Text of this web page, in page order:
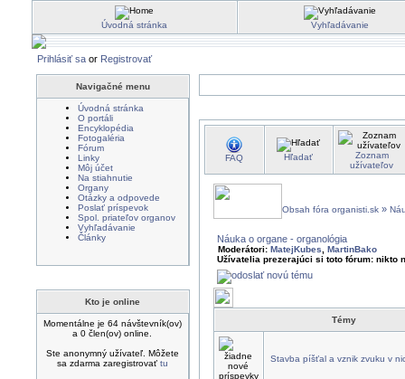
Úvodná stránka Vyhľadávanie
Prihlásiť saor Registrovať
Navigačné menu
Úvodná stránka
O portáli
Encyklopédia
Fotogaléria
Fórum
Linky
Môj účet
Na stiahnutie
Organy
Otázky a odpovede
Poslať príspevok
Spol. priateľov organov
Vyhľadávanie
Články
Kto je online
Momentálne je 64 návštevník(ov)
a 0 člen(ov) online.
Ste anonymný užívateľ. Môžete
sa zdarma zaregistrovať tu
FAQ Hľadať
Zoznam
užívateľov
Obsah fóra organisti.sk»
Náuka o organe - organológia
Moderátori: MatejKubes
MartinBako
Užívatelia prezerajúci si toto fórum: nikto
Témy
Stavba píšťal a vznik zvuku v